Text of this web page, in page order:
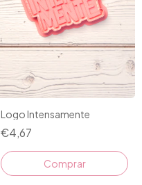
Logo Intensamente
€4,67
Comprar